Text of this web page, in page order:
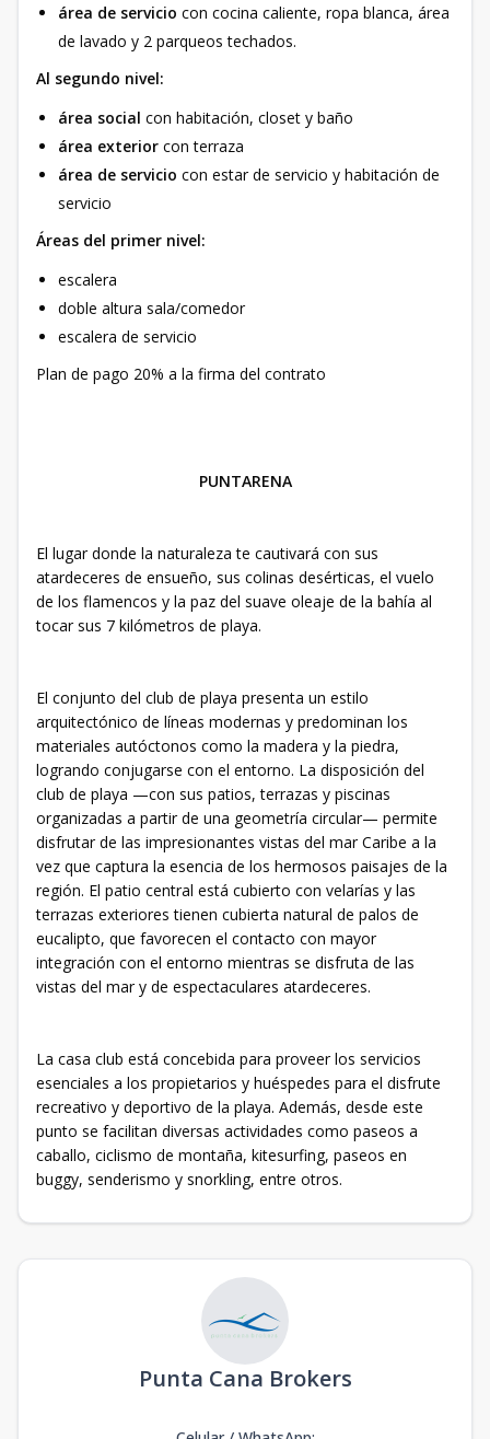
área de servicio con cocina caliente, ropa blanca, área
de lavado y 2 parqueos techados.
Al segundo nivel:
área social con habitación, closet y baño
área exterior con terraza
área de servicio con estar de servicio y habitación de
servicio
Áreas del primer nivel:
escalera
doble altura sala/comedor
escalera de servicio
Plan de pago 20% a la firma del contrato
PUNTARENA
El lugar donde la naturaleza te cautivará con sus
atardeceres de ensueño, sus colinas desérticas, el vuelo
de los flamencos y la paz del suave oleaje de la bahía al
tocar sus 7 kilómetros de playa.
El conjunto del club de playa presenta un estilo
arquitectónico de líneas modernas y predominan los
materiales autóctonos como la madera y la piedra,
logrando conjugarse con el entorno. La disposición del
club de playa —con sus patios, terrazas y piscinas
organizadas a partir de una geometría circular— permite
disfrutar de las impresionantes vistas del mar Caribe a la
vez que captura la esencia de los hermosos paisajes de la
región. El patio central está cubierto con velarías y las
terrazas exteriores tienen cubierta natural de palos de
eucalipto, que favorecen el contacto con mayor
integración con el entorno mientras se disfruta de las
vistas del mar y de espectaculares atardeceres.
La casa club está concebida para proveer los servicios
esenciales a los propietarios y huéspedes para el disfrute
recreativo y deportivo de la playa. Además, desde este
punto se facilitan diversas actividades como paseos a
caballo, ciclismo de montaña, kitesurfing, paseos en
buggy, senderismo y snorkling, entre otros.
Punta Cana Brokers